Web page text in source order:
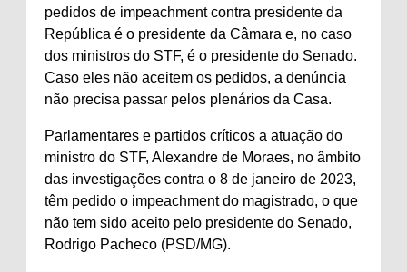
pedidos de impeachment contra presidente da
República é o presidente da Câmara e, no caso
dos ministros do STF, é o presidente do Senado.
Caso eles não aceitem os pedidos, a denúncia
não precisa passar pelos plenários da Casa.
Parlamentares e partidos críticos a atuação do
ministro do STF, Alexandre de Moraes, no âmbito
das investigações contra o 8 de janeiro de 2023,
têm pedido o impeachment do magistrado, o que
não tem sido aceito pelo presidente do Senado,
Rodrigo Pacheco (PSD/MG).